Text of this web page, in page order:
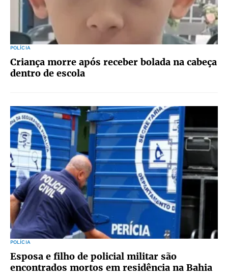
POLÍCIA
Criança morre após receber bolada na cabeça
dentro de escola
POLÍCIA
Esposa e filho de policial militar são
encontrados mortos em residência na Bahia